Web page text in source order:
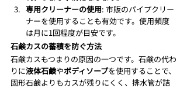
専用クリーナーの使用: 市販のパイプクリー
ナーを使用することも有効です。使用頻度
は月に1回程度が目安です。
石鹸カスの蓄積を防ぐ方法
石鹸カスもつまりの原因の一つです。石鹸の代わ
りに液体石鹸やボディソープを使用することで、
固形石鹸よりもカスが残りにくく、排水管が詰